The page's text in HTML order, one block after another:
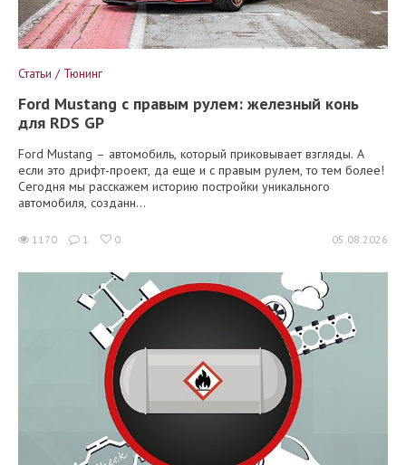
Статьи / Тюнинг
Ford Mustang с правым рулем: железный конь
для RDS GP
Ford Mustang – автомобиль, который приковывает взгляды. А
если это дрифт-проект, да еще и с правым рулем, то тем более!
Сегодня мы расскажем историю постройки уникального
автомобиля, созданн...
1170 1 0 05.08.2026